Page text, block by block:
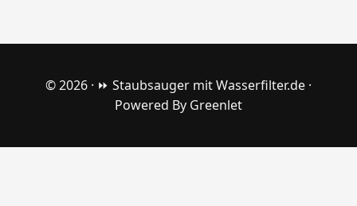
© 2026 · ⏩ Staubsauger mit Wasserfilter.de ·
Powered By Greenlet